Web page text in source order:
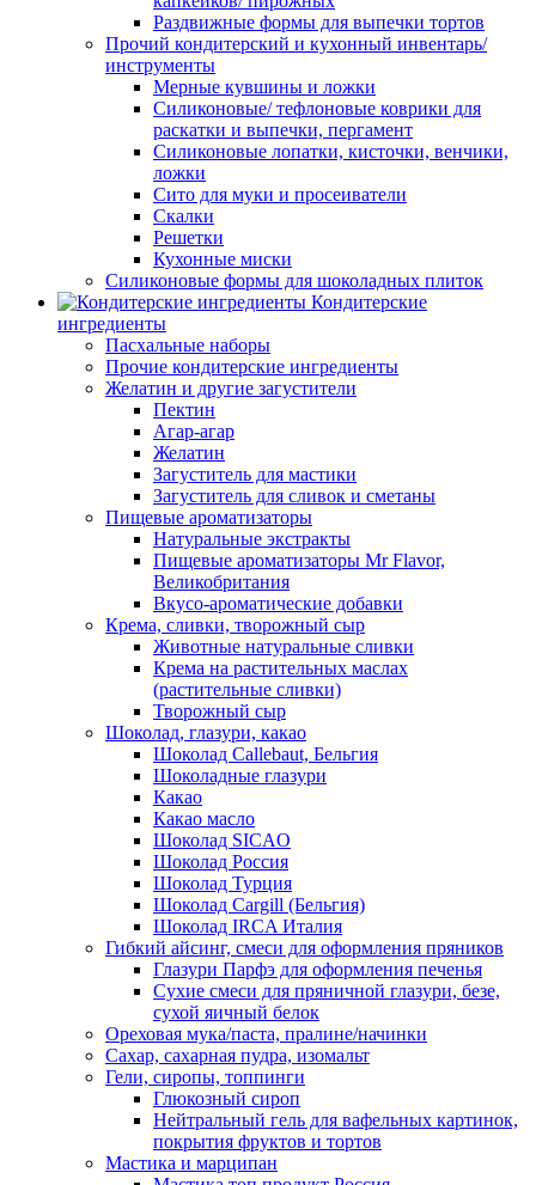
Раздвижные формы для выпечки тортов
Прочий кондитерский и кухонный инвентарь/
инструменты
Мерные кувшины и ложки
Силиконовые/ тефлоновые коврики для
раскатки и выпечки, пергамент
Силиконовые лопатки, кисточки, венчики,
ложки
Сито для муки и просеиватели
Скалки
Решетки
Кухонные миски
Силиконовые формы для шоколадных плиток
Кондитерские
ингредиенты
Пасхальные наборы
Прочие кондитерские ингредиенты
Желатин и другие загустители
Пектин
Агар-агар
Желатин
Загуститель для мастики
Загуститель для сливок и сметаны
Пищевые ароматизаторы
Натуральные экстракты
Пищевые ароматизаторы Mr Flavor,
Великобритания
Вкусо-ароматические добавки
Крема, сливки, творожный сыр
Животные натуральные сливки
Крема на растительных маслах
(растительные сливки)
Творожный сыр
Шоколад, глазури, какао
Шоколад Callebaut, Бельгия
Шоколадные глазури
Какао
Какао масло
Шоколад SICAO
Шоколад Россия
Шоколад Турция
Шоколад Cargill (Бельгия)
Шоколад IRCA Италия
Гибкий айсинг, смеси для оформления пряников
Глазури Парфэ для оформления печенья
Сухие смеси для пряничной глазури, безе,
сухой яичный белок
Ореховая мука/паста, пралине/начинки
Сахар, сахарная пудра, изомальт
Гели, сиропы, топпинги
Глюкозный сироп
Нейтральный гель для вафельных картинок,
покрытия фруктов и тортов
Мастика и марципан